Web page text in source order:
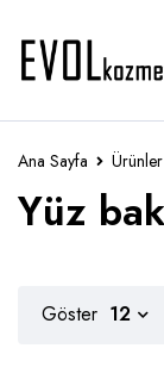
Ana Sayfa
Yüz
Göster 12